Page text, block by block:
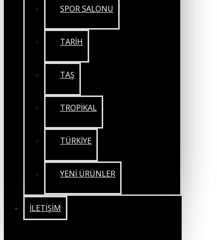
SPOR SALONU
TARİH
TAŞ
TROPİKAL
TÜRKİYE
YENİ ÜRÜNLER
İLETIŞIM